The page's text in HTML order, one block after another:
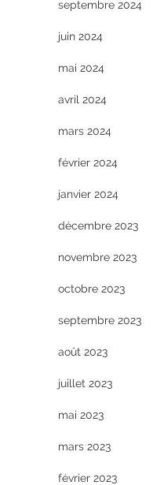
septembre 2024
juin 2024
mai 2024
avril 2024
mars 2024
février 2024
janvier 2024
décembre 2023
novembre 2023
octobre 2023
septembre 2023
août 2023
juillet 2023
mai 2023
mars 2023
février 2023